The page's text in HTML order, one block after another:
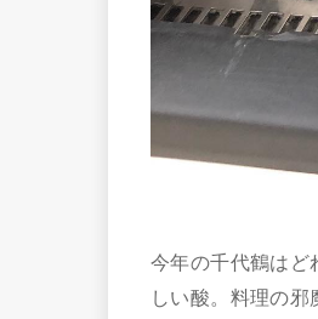
今年の千代鶴は
しい酸。料理の